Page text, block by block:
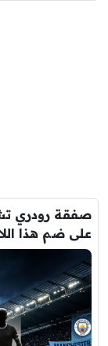
صفقة رودري
على ضم هذا